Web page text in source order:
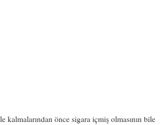
kalmalarından önce sigara içmiş olmasının bile